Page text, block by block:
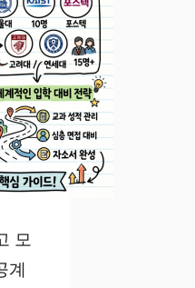
모
계